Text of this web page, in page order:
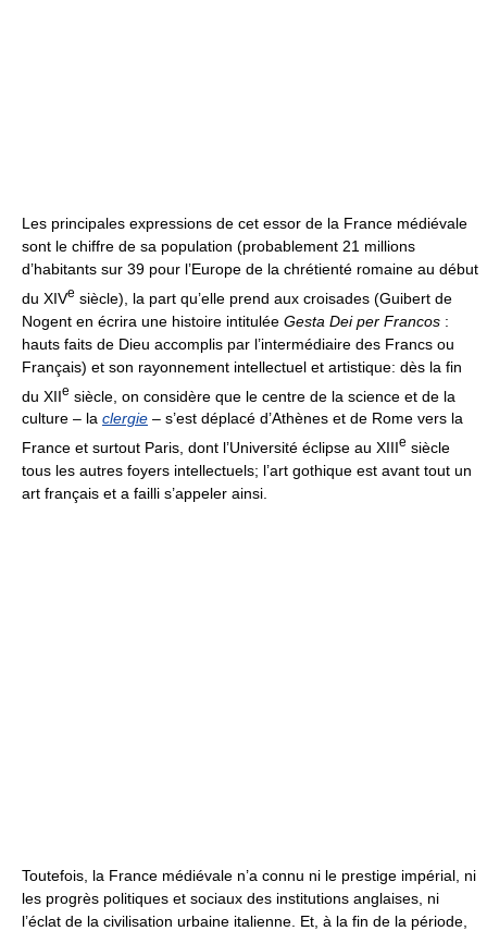
Les principales expressions de cet essor de la France médiévale
sont le chiffre de sa population (probablement 21 millions
d’habitants sur 39 pour l’Europe de la chrétienté romaine au début
du XIVe siècle), la part qu’elle prend aux croisades (Guibert de
Nogent en écrira une histoire intitulée Gesta Dei per Francos :
hauts faits de Dieu accomplis par l’intermédiaire des Francs ou
Français) et son rayonnement intellectuel et artistique: dès la fin
du XIIe siècle, on considère que le centre de la science et de la
culture – la clergie – s’est déplacé d’Athènes et de Rome vers la
France et surtout Paris, dont l’Université éclipse au XIIIe siècle
tous les autres foyers intellectuels; l’art gothique est avant tout un
art français et a failli s’appeler ainsi.
Toutefois, la France médiévale n’a connu ni le prestige impérial, ni
les progrès politiques et sociaux des institutions anglaises, ni
l’éclat de la civilisation urbaine italienne. Et, à la fin de la période,